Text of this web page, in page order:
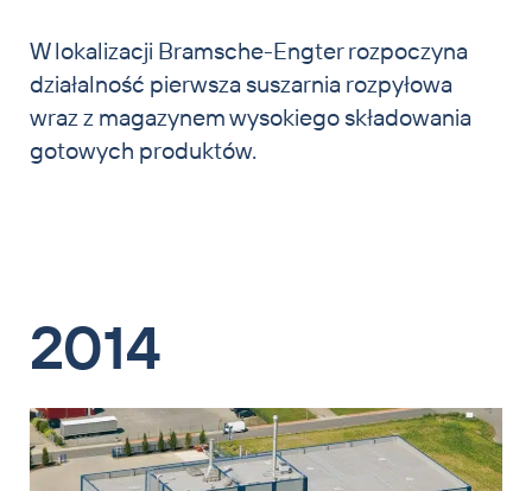
W lokalizacji Bramsche-Engter rozpoczyna
działalność pierwsza suszarnia rozpyłowa
wraz z magazynem wysokiego składowania
gotowych produktów.
2014